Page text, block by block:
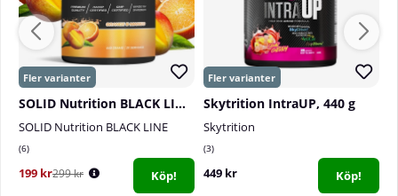
SOLID Nutrition BLACK LINE EAA+, 440 g
SOLID Nutrition BLACK LINE
6
199 kr299 kr Köp!
Skytrition IntraUP, 440 g
Skytrition
3
449 kr Köp!